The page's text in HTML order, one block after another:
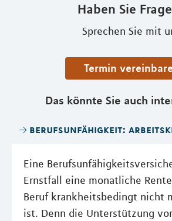
Haben Sie
Sprechen Sie mit
Termin
Das könnte Sie auch
berufsunfähigkeit:
Eine
Ernstfall eine monatliche
Beruf krankheitsbedingt nicht
ist. Denn die Unterstützung